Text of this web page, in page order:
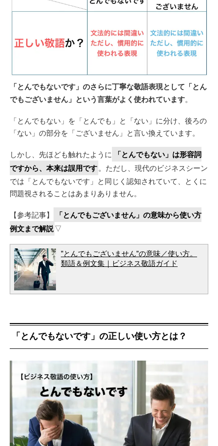
「とんでもないです」のさらに丁寧な敬語表現として「とん
でもございません」という言葉がよく使われています。
「とんでもない」を「とんでも」と「ない」に分け、後ろの
「ない」の部分を「ございません」と言い換えています。
しかし、先ほども触れたように
「とんでもない」は形容詞
ですから、本来は誤用です。ただし、現代のビジネスシーン
では「とんでもないです」と同じく認知されていて、とくに
問題視されることはあまりありません。
【参考記事】
「とんでもございません」の意味から使い方
例文まで解説▽
"とんでもございません"の意味／使い方。
類語＆例文集｜ビジネス敬語ガイド
「とんでもないです」の正しい使い方とは？